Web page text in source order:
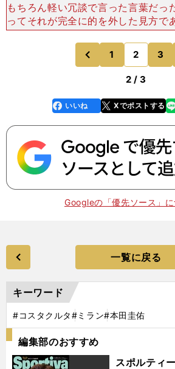
もちろん軽い冗談で言った言葉だっ
ってそれが完全に的を外した見方で
ばそうとも言えない。つまり、僕の
に込めていた本当の意味は、ここ
が“チーム全体として
前
のページへ
1 2 3
2 / 3
faceboo
k
いいね Xでポストする
line
Googleの「優先ソース」に
一覧に戻る
キーワード
#コスタクルタ#ミラン#本田圭佑
編集部のおすすめ
スポルティ